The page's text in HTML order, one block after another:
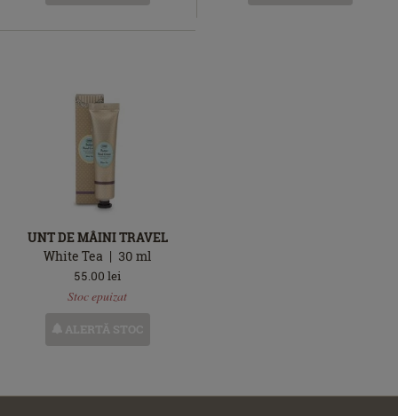
UNT DE MÂINI TRAVEL
White Tea
30ml
55.00 lei
Stoc epuizat
ALERTĂ STOC